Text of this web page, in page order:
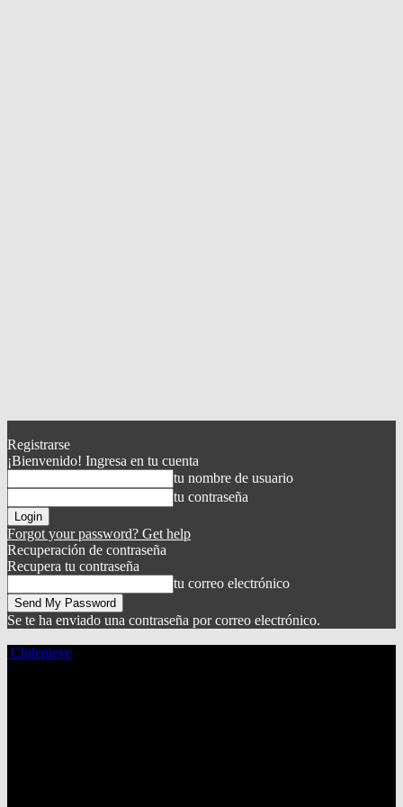
Registrarse
¡Bienvenido! Ingresa en tu cuenta
tu nombre de usuario
tu contraseña
Forgot your password? Get help
Recuperación de contraseña
Recupera tu contraseña
tu correo electrónico
Se te ha enviado una contraseña por correo electrónico.
Chilenieve